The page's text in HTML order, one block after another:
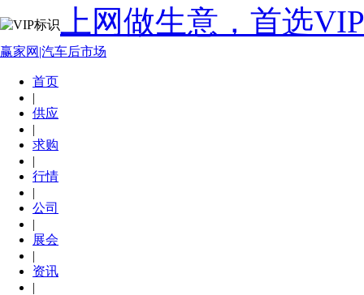
上网做生意，首选
赢家网|汽车后市场
首页
|
供应
|
求购
|
行情
|
公司
|
展会
|
资讯
|